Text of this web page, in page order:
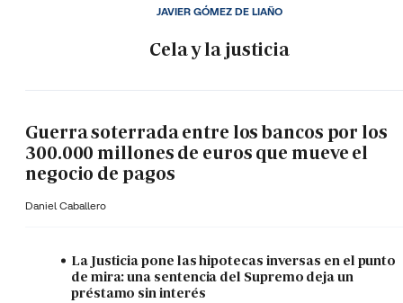
Cela y la justicia
JAVIER GÓMEZ DE LIAÑO
Guerra soterrada entre los bancos por los
300.000 millones de euros que mueve el
negocio de pagos
Daniel Caballero
La Justicia pone las hipotecas inversas en el punto
de mira: una sentencia del Supremo deja un
préstamo sin interés